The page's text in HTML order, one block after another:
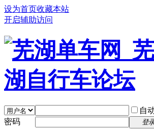
设为首页收藏本站
开启辅助访问
自
密码
登